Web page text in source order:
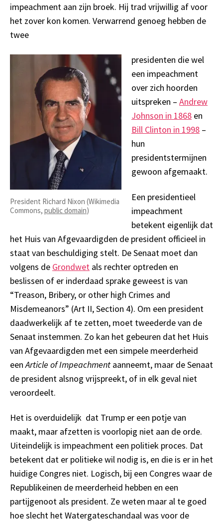
impeachment aan zijn broek. Hij trad vrijwillig af voor
het zover kon komen. Verwarrend genoeg hebben de
twee
President Richard Nixon (Wikimedia
Commons, public domain)
presidenten die wel
een impeachment
over zich hoorden
uitspreken – Andrew
Johnson in 1868 en
Bill Clinton in 1998 –
hun
presidentstermijnen
gewoon afgemaakt.
Een presidentieel
impeachment
betekent eigenlijk dat
het Huis van Afgevaardigden de president officieel in
staat van beschuldiging stelt. De Senaat moet dan
volgens de Grondwet als rechter optreden en
beslissen of er inderdaad sprake geweest is van
“Treason, Bribery, or other high Crimes and
Misdemeanors” (Art II, Section 4). Om een president
daadwerkelijk af te zetten, moet tweederde van de
Senaat instemmen. Zo kan het gebeuren dat het Huis
van Afgevaardigden met een simpele meerderheid
eenArticle of Impeachment aanneemt, maar de Senaat
de president alsnog vrijspreekt, of in elk geval niet
veroordeelt.
Het is overduidelijk dat Trump er een potje van
maakt, maar afzetten is voorlopig niet aan de orde.
Uiteindelijk is impeachment een politiek proces. Dat
betekent dat er politieke wil nodig is, en die is er in het
huidige Congres niet. Logisch, bij een Congres waar de
Republikeinen de meerderheid hebben en een
partijgenoot als president. Ze weten maar al te goed
hoe slecht het Watergateschandaal was voor de